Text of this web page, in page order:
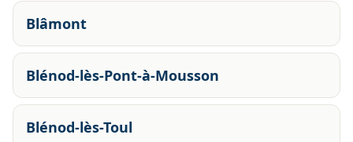
Blâmont
Blénod-lès-Pont-à-Mousson
Blénod-lès-Toul